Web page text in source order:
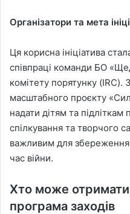
Організатори та мета
Ця корисна ініціатива
співпраці команди БО
комітету порятунку (IRC).
масштабного проєкту
надати дітям та
спілкування та творчого
важливим для збереження
час війни.
Хто може
програма заходів